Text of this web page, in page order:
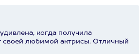
когда получила
своей любимой актрисы. Отличный